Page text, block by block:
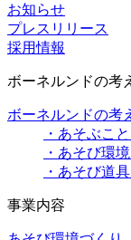
お知らせ
プレスリリース
採用情報
ボーネルンドの考
ボーネルンドの考
・あそぶこ
・あそび環
・あそび道
事業内容